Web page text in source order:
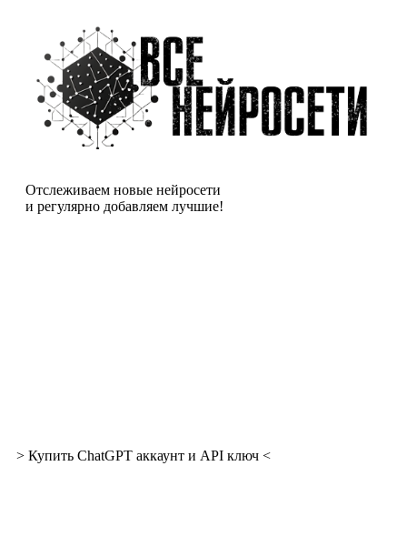
Отслеживаем новые нейросети
и регулярно добавляем лучшие!
> Купить ChatGPT аккаунт и API ключ <